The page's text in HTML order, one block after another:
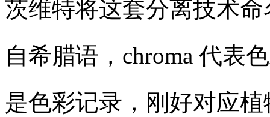
茨维特将这套分离技术命
自希腊语，chroma 代表
是色彩记录，刚好对应